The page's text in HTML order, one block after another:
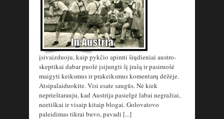
įsivaizduoju, kaip pykčio apimti šiųdieniai austro-
skeptikai dabar puolė įsijungti šį įrašą ir pasiruošė
maigyti keiksmus ir prakeiksmus komentarų dėžėje.
Atsipalaiduokite. Visi esate saugūs. Nė kiek
neprieštarauju, kad Austrija pasielgė labai negražiai,
neetiškai ir visaip kitaip blogai. Golovatovo
paleidimas tikrai buvo, pavadi [...]